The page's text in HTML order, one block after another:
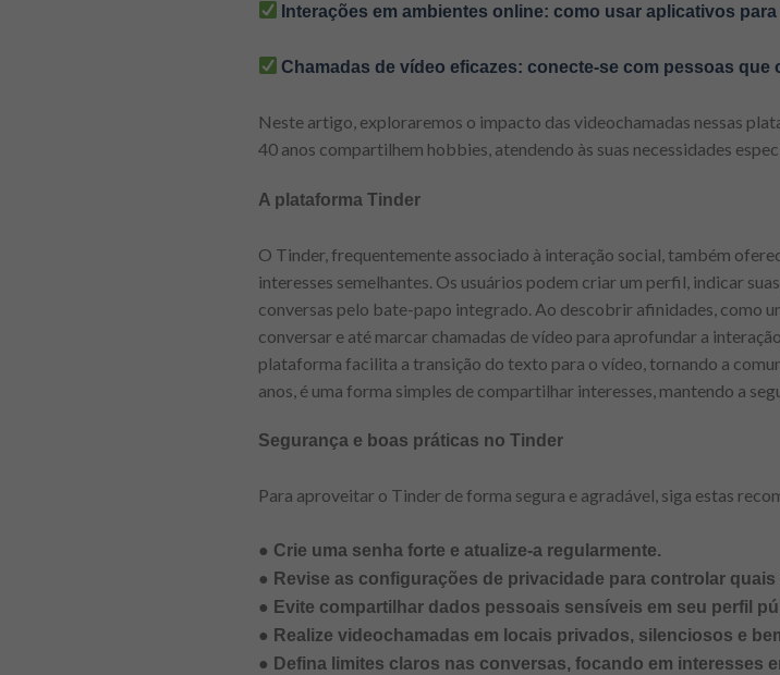
Interações em ambientes online: como usar aplicativos
Chamadas de vídeo eficazes: conecte-se com pessoas
Neste artigo, exploraremos o impacto das videochamadas nessas
40 anos compartilhem hobbies, atendendo às suas necessidades
A plataforma Tinder
O Tinder, frequentemente associado à interação social, também
interesses semelhantes. Os usuários podem criar um perfil, indicar
conversas pelo bate-papo integrado. Ao descobrir afinidades, como
conversar e até marcar chamadas de vídeo para aprofundar a
plataforma facilita a transição do texto para o vídeo, tornando a
anos, é uma forma simples de compartilhar interesses, mantendo a
Segurança e boas práticas no Tinder
Para aproveitar o Tinder de forma segura e agradável, siga estas
● Crie uma senha forte e atualize-a regularmente.
● Revise as configurações de privacidade para controlar
● Evite compartilhar dados pessoais sensíveis em seu perfil
● Realize videochamadas em locais privados, silenciosos e
● Defina limites claros nas conversas, focando em interesses